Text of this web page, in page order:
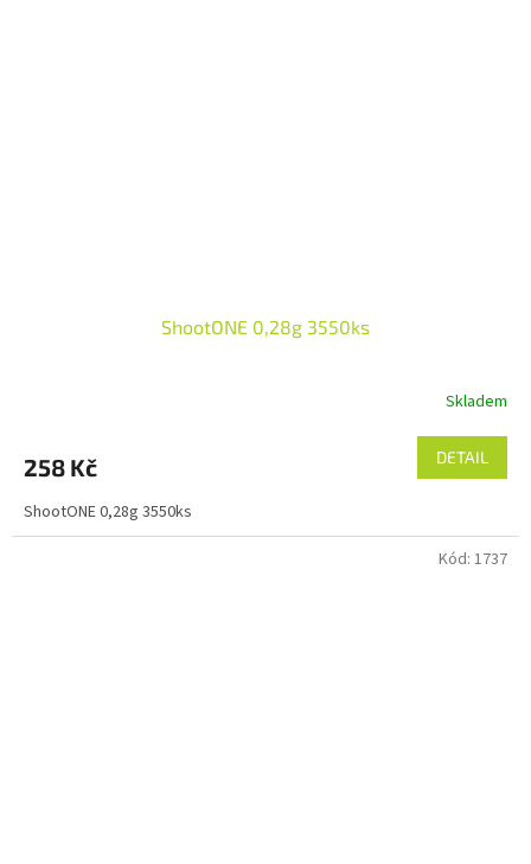
ShootONE 0,28g 3550ks
Skladem
258 Kč DETAIL
ShootONE 0,28g 3550ks
Kód: 1737